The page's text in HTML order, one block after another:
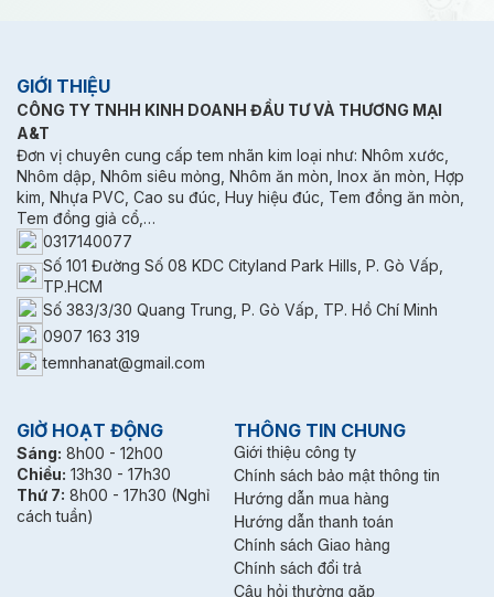
GIỚI THIỆU
CÔNG TY TNHH KINH DOANH ĐẦU TƯ VÀ THƯƠNG MẠI
A&T
Đơn vị chuyên cung cấp tem nhãn kim loại như: Nhôm xước,
Nhôm dập, Nhôm siêu mỏng, Nhôm ăn mòn, Inox ăn mòn, Hợp
kim, Nhựa PVC, Cao su đúc, Huy hiệu đúc, Tem đồng ăn mòn,
Tem đồng giả cổ,…
0317140077
Số 101 Đường Số 08 KDC Cityland Park Hills, P. Gò Vấp,
TP.HCM
Số 383/3/30 Quang Trung, P. Gò Vấp, TP. Hồ Chí Minh
0907 163 319
temnhanat@gmail.com
GIỜ HOẠT ĐỘNG
Sáng: 8h00 - 12h00
Chiều: 13h30 - 17h30
Thứ 7: 8h00 - 17h30 (Nghỉ
cách tuần)
THÔNG TIN CHUNG
Giới thiệu công ty
Chính sách bảo mật thông tin
Hướng dẫn mua hàng
Hướng dẫn thanh toán
Chính sách Giao hàng
Chính sách đổi trả
Câu hỏi thường gặp